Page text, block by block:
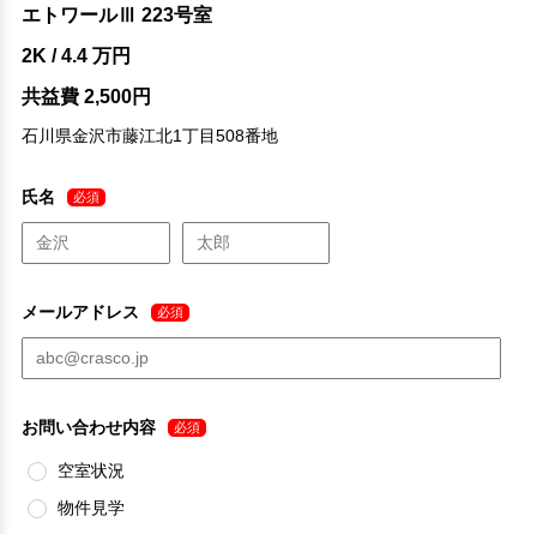
エトワールⅢ 223号室
2K / 4.4 万円
共益費 2,500円
石川県金沢市藤江北1丁目508番地
氏名 必須
メールアドレス 必須
お問い合わせ内容 必須
空室状況
物件見学